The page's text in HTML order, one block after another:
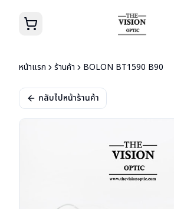
หน้าแรก ร้านค้า BOLON BT1590 B90
กลับไปหน้าร้านค้า